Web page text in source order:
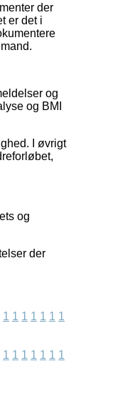
der
er det i
og
og BMI
I øvrigt
og
der
1 1 1 1 1 1 1
1 1 1 1 1 1 1